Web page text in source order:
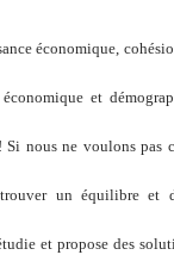
économique,
et
nous ne voulons pas
un équilibre et
et propose des